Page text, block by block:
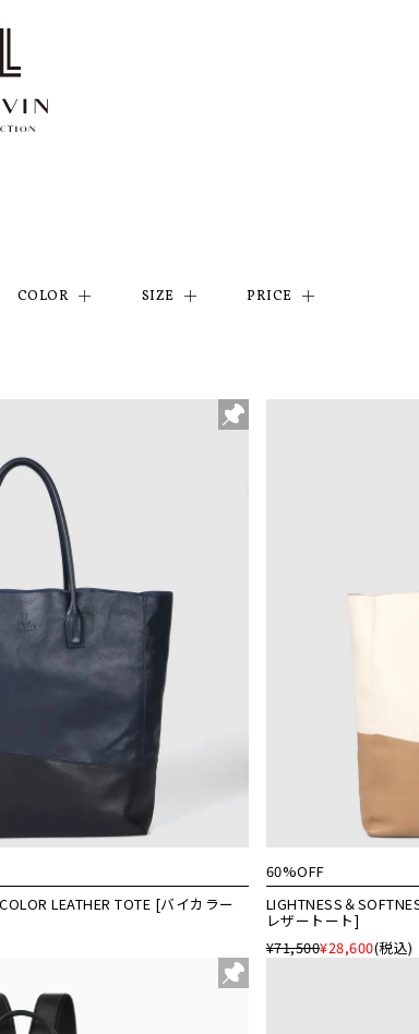
COLOR SIZE PRICE
LEATHER TOTE [バイカラー
60%OFF
LIGHTNESS＆
レザートート]
¥71,500¥28,600(税込)